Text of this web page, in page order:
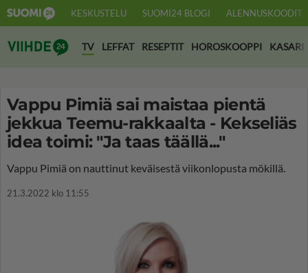
KESKUSTELU SUOMI24 BLOGI ALENNUSKOODIT
Suomi24 Viihde
TV LEFFAT RESEPTIT HOROSKOOPPI KASARI
Vappu Pimiä sai maistaa pientä
jekkua Teemu-rakkaalta - Kekseliäs
idea toimi: "Ja taas täällä..."
Vappu Pimiä on nauttinut keväisestä viikonlopusta mökillä.
21.3.2022 klo 11:55